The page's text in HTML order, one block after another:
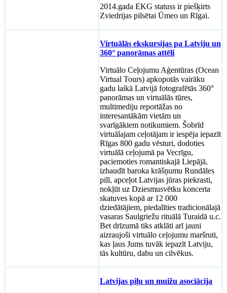
2014.gada EKG statuss ir piešķirts
Zviedrijas pilsētai Ūmeo un Rīgai.
Virtuālās ekskursijas pa Latviju un
360° panorāmas attēli
Virtuālo Ceļojumu Aģentūras (Ocean
Virtual Tours) apkopotās vairāku
gadu laikā Latvijā fotografētās 360°
panorāmas un virtuālās tūres,
multimediju reportāžas no
interesantākām vietām un
svarīgākiem notikumiem. Šobrīd
virtuālajam ceļotājam ir iespēja iepazīt
Rīgas 800 gadu vēsturi, dodoties
virtuālā ceļojumā pa Vecrīgu,
paciemoties romantiskajā Liepājā,
izbaudīt baroka krāšņumu Rundāles
pilī, apceļot Latvijas jūras piekrasti,
nokļūt uz Dziesmusvētku koncerta
skatuves kopā ar 12 000
dziedātājiem, piedalīties tradicionālajā
vasaras Saulgriežu rituālā Turaidā u.c.
Bet drīzumā tiks atklāti arī jauni
aizraujoši virtuālo ceļojumu maršruti,
kas ļaus Jums tuvāk iepazīt Latviju,
tās kultūru, dabu un cilvēkus.
Latvijas piļu un muižu asociācija